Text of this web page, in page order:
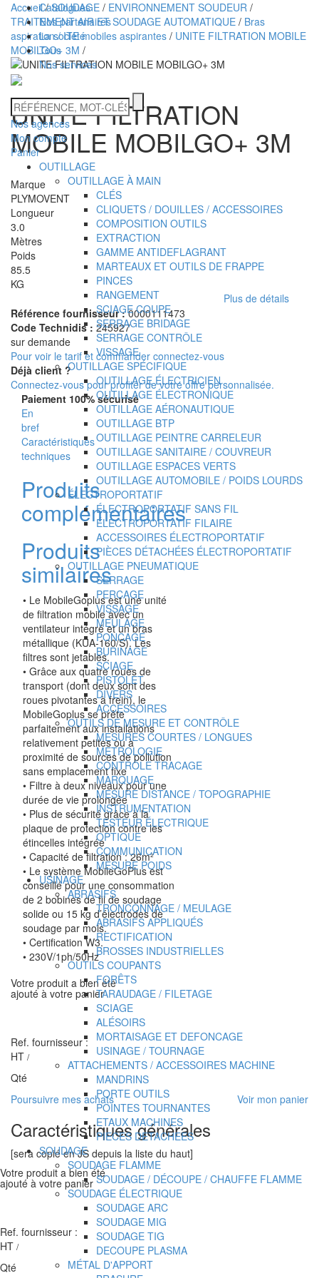
Catalogues
Nos partenaires
La société
Tous
Nos services
Technidis
Docks
Maritimes
RÉFÉRENCE,
MOT-
CLÉS
Nos agences
Mon compte
Panier
OUTILLAGE
OUTILLAGE À MAIN
CLÉS
CLIQUETS / DOUILLES / ACCESSOIRES
COMPOSITION OUTILS
EXTRACTION
GAMME ANTIDEFLAGRANT
MARTEAUX ET OUTILS DE FRAPPE
PINCES
RANGEMENT
SCIAGE COUPE
SERRAGE BRIDAGE
SERRAGE CONTRÔLE
VISSAGE
OUTILLAGE SPÉCIFIQUE
OUTILLAGE ÉLECTRICIEN
OUTILLAGE ÉLECTRONIQUE
OUTILLAGE AÉRONAUTIQUE
OUTILLAGE BTP
OUTILLAGE PEINTRE CARRELEUR
OUTILLAGE SANITAIRE / COUVREUR
OUTILLAGE ESPACES VERTS
OUTILLAGE AUTOMOBILE / POIDS LOURDS
ÉLECTROPORTATIF
ÉLECTROPORTATIF SANS FIL
ÉLECTROPORTATIF FILAIRE
ACCESSOIRES ÉLECTROPORTATIF
PIÈCES DÉTACHÉES ÉLECTROPORTATIF
OUTILLAGE PNEUMATIQUE
SERRAGE
PERCAGE
VISSAGE
MEULAGE
PONCAGE
BURINAGE
SCIAGE
PISTOLET
DIVERS
ACCESSOIRES
OUTILS DE MESURE ET CONTRÔLE
MESURES COURTES / LONGUES
METROLOGIE
CONTRÔLE TRACAGE
MARQUAGE
MESURE DISTANCE / TOPOGRAPHIE
INSTRUMENTATION
TESTEUR ÉLECTRIQUE
OPTIQUE
COMMUNICATION
MESURE POIDS
USINAGE
ABRASIFS
TRONCONNAGE / MEULAGE
ABRASIFS APPLIQUÉS
RECTIFICATION
BROSSES INDUSTRIELLES
OUTILS COUPANTS
FORÊTS
TARAUDAGE / FILETAGE
SCIAGE
ALÉSOIRS
MORTAISAGE ET DEFONCAGE
USINAGE / TOURNAGE
ATTACHEMENTS / ACCESSOIRES MACHINE
MANDRINS
PORTE OUTILS
POINTES TOURNANTES
ETAUX MACHINES
PIECES DETACHEES
SOUDAGE
SOUDAGE FLAMME
SOUDAGE / DÉCOUPE / CHAUFFE FLAMME
SOUDAGE ÉLECTRIQUE
SOUDAGE ARC
SOUDAGE MIG
SOUDAGE TIG
DECOUPE PLASMA
MÉTAL D'APPORT
Accueil /SOUDAGE / ENVIRONNEMENT SOUDEUR /
TRAITEMENT AIR ET SOUDAGE AUTOMATIQUE / Bras
aspiration / ITE mobiles aspirantes / UNITE FILTRATION MOBILE
MOBILGO+ 3M /
UNITE FILTRATION
MOBILE MOBILGO+ 3M
Marque
PLYMOVENT
Longueur
3.0
Mètres
Poids
85.5
KG
Plus de détails
Référence fournisseur : 0000111473
Code Technidis : 245927
sur demande
Pour voir le tarif et commander connectez-vous
Déjà client ?
Connectez-vous pour profiter de votre offre personnalisée.
Paiement 100% sécurisé
En
bref
Caractéristiques
techniques
Produits
complémentaires
Produits
similaires
• Le MobileGoplus est une unité
de filtration mobile avec un
ventilateur intégré et un bras
métallique (KUA-160/S). Les
filtres sont jetables.
• Grâce aux quatre roues de
transport (dont deux sont des
roues pivotantes à frein), le
MobileGoplus se prête
parfaitement aux installations
relativement petites ou à
proximité de sources de pollution
sans emplacement fixe
• Filtre à deux niveaux pour une
durée de vie prolongée
• Plus de sécurité grâce à la
plaque de protection contre les
étincelles intégrée
• Capacité de filtration : 26m²
• Le système MobileGoPlus est
conseillé pour une consommation
de 2 bobines de fil de soudage
solide ou 15 kg d’électrodes de
soudage par mois.
• Certification W3.
• 230V/1ph/50Hz
Votre produit a bien été
ajouté à votre panier
Ref. fournisseur :
HT /
Qté
Poursuivre mes achats
Voir mon panier
Caractéristiques générales
[sera copié en JS depuis la liste du haut]
Votre produit a bien été
ajouté à votre panier
Ref. fournisseur :
HT /
Qté